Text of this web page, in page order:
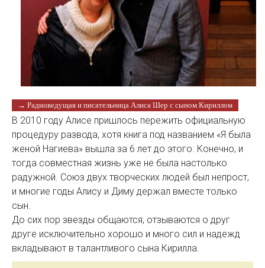
→ Радиоведущая и писательница Алиса Шер с сыном Кириллом
В 2010 году Алисе пришлось пережить официальную
процедуру развода, хотя книга под названием «Я была
женой Нагиева» вышла за 6 лет до этого. Конечно, и
тогда совместная жизнь уже не была настолько
радужной. Союз двух творческих людей был непрост,
и многие годы Алису и Диму держал вместе только
сын.
До сих пор звезды общаются, отзываются о друг
друге исключительно хорошо и много сил и надежд
вкладывают в талантливого сына Кирилла.